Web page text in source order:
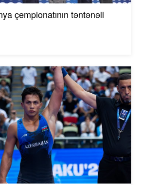
çempionatının təntənəli